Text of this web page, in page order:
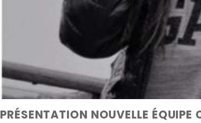
PRÉSENTATION NOUVELLE ÉQUIPE